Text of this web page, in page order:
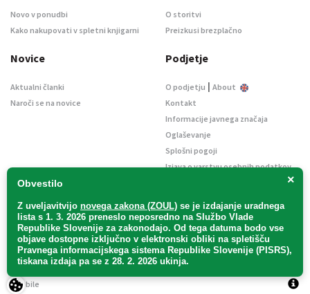
×
Obvestilo
Z uveljavitvijo novega zakona (ZOUL) se je izdajanje uradnega
lista s 1. 3. 2026 preneslo neposredno na Službo Vlade
Republike Slovenije za zakonodajo. Od tega datuma bodo vse
objave dostopne izključno v elektronski obliki na spletišču
Pravnega informacijskega sistema Republike Slovenije (PISRS),
tiskana izdaja pa se z 28. 2. 2026 ukinja.
Novo v ponudbi
Kako nakupovati v spletni knjigarni
O storitvi
Preizkusi brezplačno
Novice
Aktualni članki
Naroči se na novice
Podjetje
O podjetju | About
Kontakt
Informacije javnega značaja
Oglaševanje
Splošni pogoji
Izjava o varstvu osebnih podatkov
Uradni list d. o. o. – v likvidaciji / Vse pravice pridržane.
2Mobile